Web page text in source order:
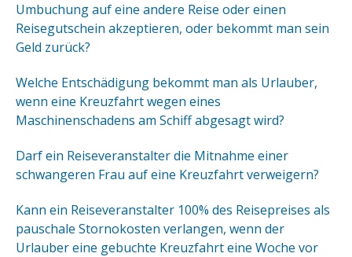
Umbuchung auf eine andere Reise oder einen
Reisegutschein akzeptieren, oder bekommt man sein
Geld zurück?
Welche Entschädigung bekommt man als Urlauber,
wenn eine Kreuzfahrt wegen eines
Maschinenschadens am Schiff abgesagt wird?
Darf ein Reiseveranstalter die Mitnahme einer
schwangeren Frau auf eine Kreuzfahrt verweigern?
Kann ein Reiseveranstalter 100% des Reisepreises als
pauschale Stornokosten verlangen, wenn der
Urlauber eine gebuchte Kreuzfahrt eine Woche vor